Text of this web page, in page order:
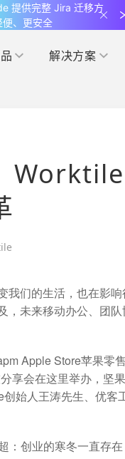
提供完整 Jira 迁移方
便、更安全
国内率先覆盖 OKR
理工具 解决方案
理工具
发现最新的产品
解洞察
生态联盟计划
理工具
我们的生活，也在影
，未来移动办公、团
Apple Store苹果零
享会在这里举办，坚
始人王涛先生、优
：创业的寒冬一直存在